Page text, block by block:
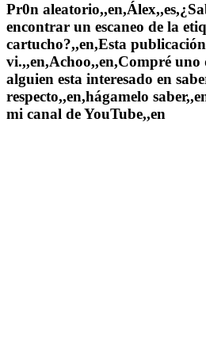
Pr0n
encontrar un escaneo de la
cartucho?,,en,Esta
vi.,,en,Achoo,,en,Compré uno
alguien esta interesado en
respecto,,en,hágamelo
mi canal de YouTube,,en